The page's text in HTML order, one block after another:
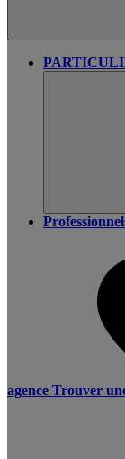
agence Trouver